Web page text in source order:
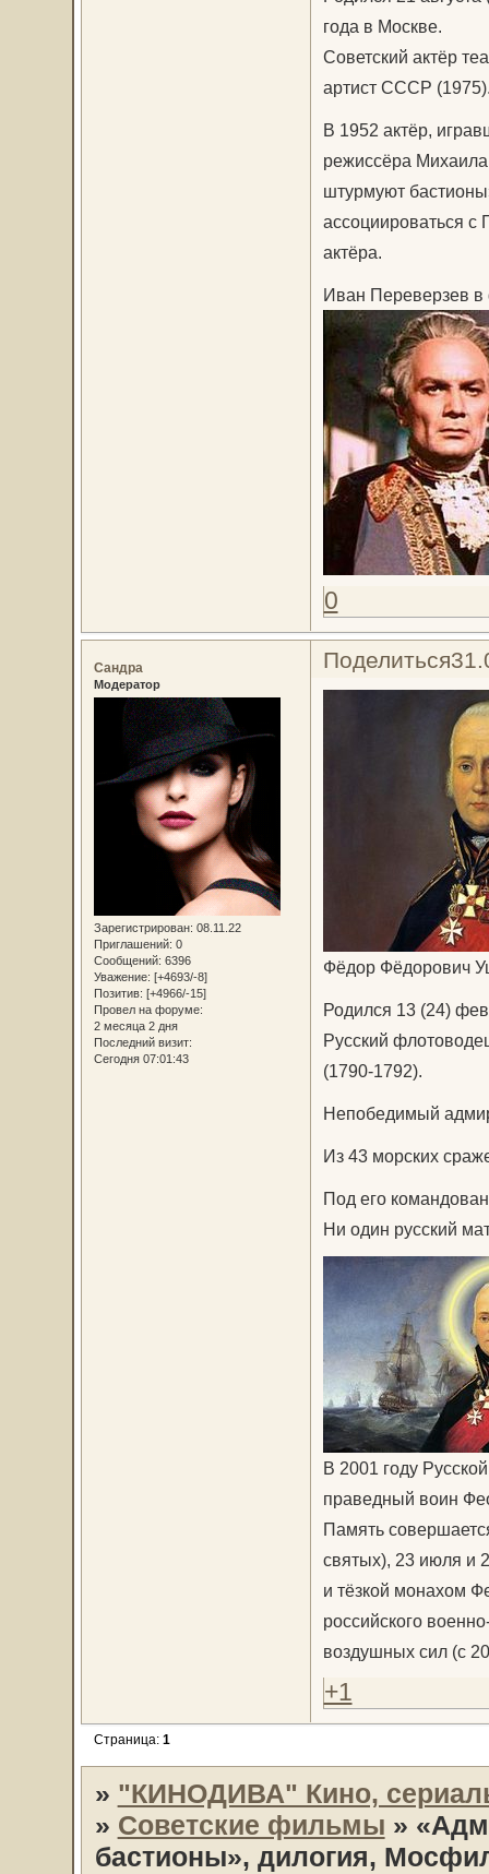
года в Москве.
Советский актёр
артист СССР
В 1952 актёр,
режиссёра
штурмуют
ассоциироваться
актёра.
Иван Переверзев
0
Поделиться
Сандра
Модератор
Зарегистрирован: 08.11.22
Приглашений: 0
Сообщений: 6396
Уважение: [+4693/-8]
Позитив: [+4966/-15]
Провел на форуме:
2 месяца 2 дня
Последний визит:
Сегодня 07:01:43
Фёдор Фёдорович
Родился 13 (24)
Русский
(1790-1792).
Непобедимый
Из 43 морских
Под его
Ни один русский
В 2001 году
праведный воин
Память
святых), 23 июля и
и тёзкой монахом
российского
воздушных сил (с
+1
Страница: 1
» "КИНОДИВА" Кино,
» Советские фильмы »
бастионы», дилогия,